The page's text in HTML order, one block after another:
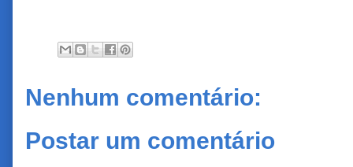
Nenhum comentário:
Postar um comentário